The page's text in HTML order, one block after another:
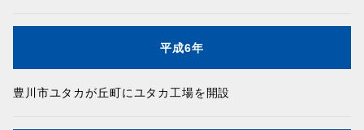
平成6年
豊川市ユタカが丘町にユタカ工場を開設